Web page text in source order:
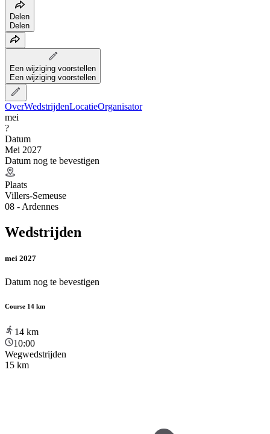
Delen
Delen
Een wijziging voorstellen
Een wijziging voorstellen
OverWedstrijdenLocatieOrganisator
mei
?
Datum
Mei 2027
Datum nog te bevestigen
Plaats
Villers-Semeuse
08 - Ardennes
Wedstrijden
mei 2027
Datum nog te bevestigen
Course 14 km
14 km
10:00
Wegwedstrijden
15 km